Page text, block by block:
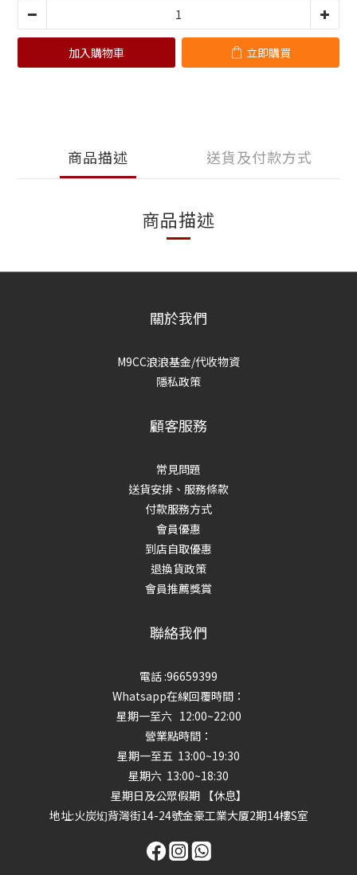
加入購物車 立即購買
商品描述 送貨及付款方式
商品描述
關於我們
M9CC浪浪基金/代收物資
隱私政策
顧客服務
常見問題
送貨安排、服務條款
付款服務方式
會員優惠
到店自取優惠
退換貨政策
會員推薦獎賞
聯絡我們
電話 :96659399
Whatsapp在線回覆時間：
星期一至六 12:00~22:00
營業點時間：
星期一至五 13:00~19:30
星期六 13:00~18:30
星期日及公眾假期 【休息】
地址:火炭㘭背灣街14-24號金豪工業大厦2期14樓S室